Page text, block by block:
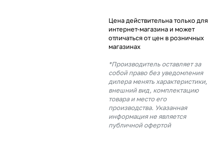
Цена действительна только для
интернет-магазина и может
отличаться от цен в розничных
магазинах
*Производитель оставляет за
собой право без уведомления
дилера менять характеристики,
внешний вид, комплектацию
товара и место его
производства. Указанная
информация не является
публичной офертой
% будут
с вашей карты